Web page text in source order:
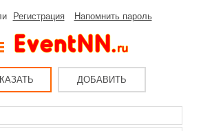
Регистрация Напомнить пароль
ДОБАВИТЬ